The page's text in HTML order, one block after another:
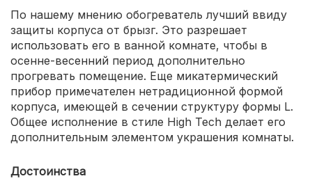
По нашему мнению обогреватель лучший ввиду
защиты корпуса от брызг. Это разрешает
использовать его в ванной комнате, чтобы в
осенне-весенний период дополнительно
прогревать помещение. Еще микатермический
прибор примечателен нетрадиционной формой
корпуса, имеющей в сечении структуру формы L.
Общее исполнение в стиле High Tech делает его
дополнительным элементом украшения комнаты.
Достоинства